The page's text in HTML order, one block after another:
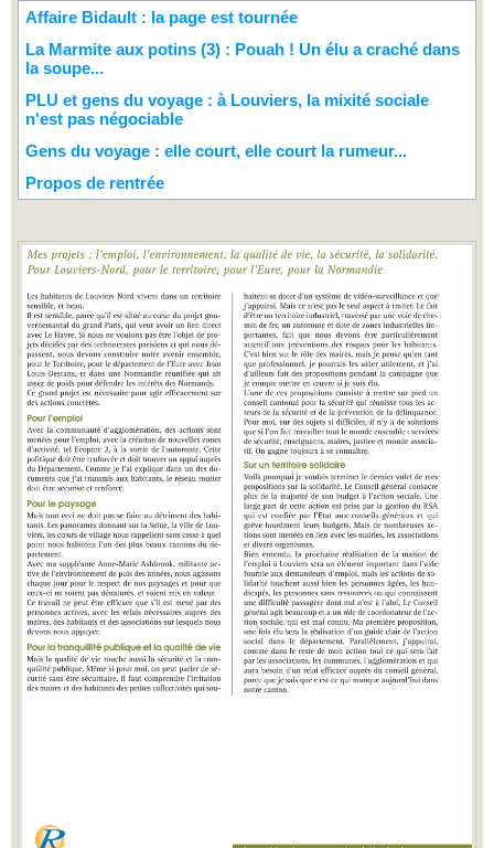
Affaire Bidault : la page est tournée
La Marmite aux potins (3) : Pouah ! Un élu a craché dans
la soupe...
PLU et gens du voyage : à Louviers, la mixité sociale
n'est pas négociable
Gens du voyage : elle court, elle court la rumeur...
Propos de rentrée